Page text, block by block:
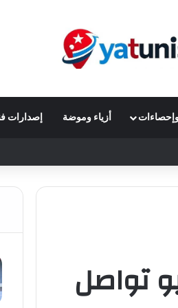
وإحصاءات أزياء وموضة إصدارات
تواصل